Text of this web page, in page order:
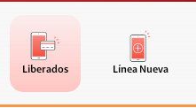
Liberados Línea Nueva